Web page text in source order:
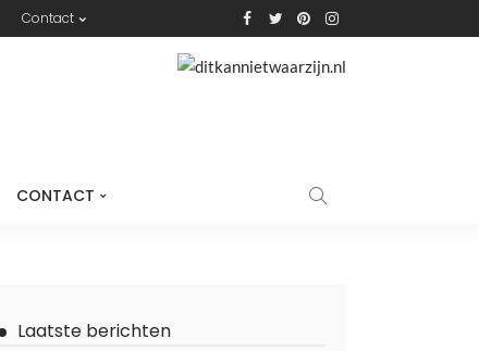
Contact
CONTACT
Laatste berichten